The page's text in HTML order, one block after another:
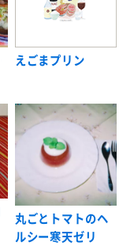
えごまプリン
丸ごとトマトのヘ
ルシー寒天ゼリ